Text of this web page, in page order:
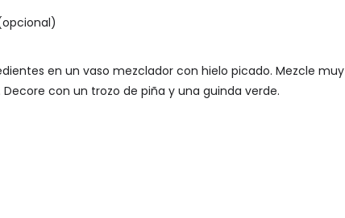
en un vaso mezclador con hielo picado. Mezcle muy
con un trozo de piña y una guinda verde.